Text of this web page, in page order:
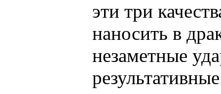
эти три
наносить в
незаметные